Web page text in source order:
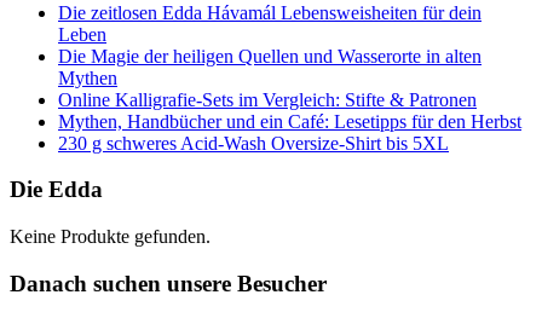
Die zeitlosen Edda Hávamál Lebensweisheiten für dein
Leben
Die Magie der heiligen Quellen und Wasserorte in alten
Mythen
Online Kalligrafie‑Sets im Vergleich: Stifte & Patronen
Mythen, Handbücher und ein Café: Lesetipps für den Herbst
230 g schweres Acid-Wash Oversize-Shirt bis 5XL
Die Edda
Keine Produkte gefunden.
Danach suchen unsere Besucher